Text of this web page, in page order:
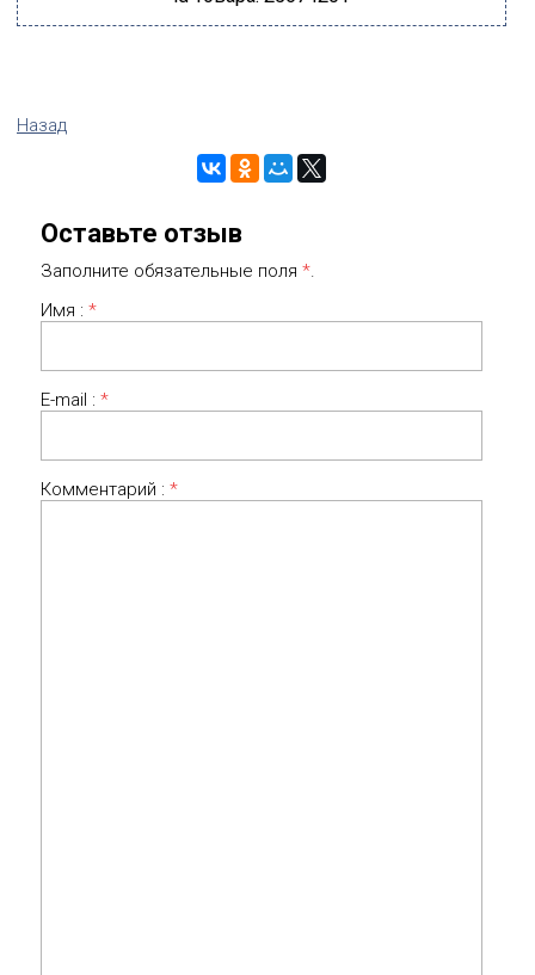
Назад
Оставьте отзыв
Заполните обязательные поля *.
Имя : *
E-mail : *
Комментарий : *